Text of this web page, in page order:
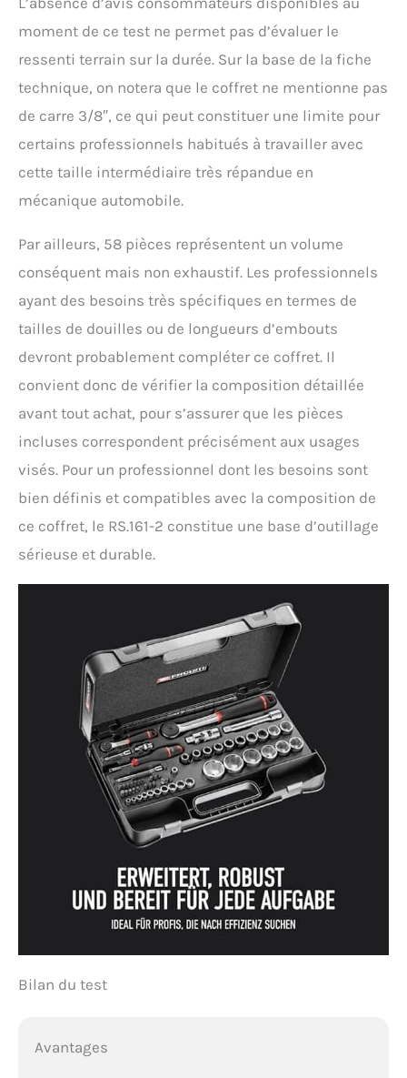
moment de ce test ne permet pas d’évaluer le
ressenti terrain sur la durée. Sur la base de la fiche
technique, on notera que le coffret ne mentionne pas
de carre 3/8″, ce qui peut constituer une limite pour
certains professionnels habitués à travailler avec
cette taille intermédiaire très répandue en
mécanique automobile.
Par ailleurs, 58 pièces représentent un volume
conséquent mais non exhaustif. Les professionnels
ayant des besoins très spécifiques en termes de
tailles de douilles ou de longueurs d’embouts
devront probablement compléter ce coffret. Il
convient donc de vérifier la composition détaillée
avant tout achat, pour s’assurer que les pièces
incluses correspondent précisément aux usages
visés. Pour un professionnel dont les besoins sont
bien définis et compatibles avec la composition de
ce coffret, le RS.161-2 constitue une base d’outillage
sérieuse et durable.
Bilan du test
Avantages